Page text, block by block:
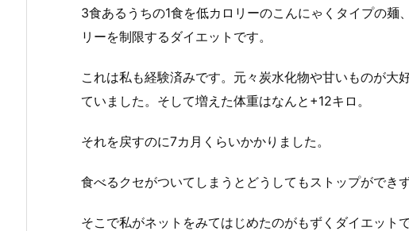
3食あるうちの1食を低カロリーのこんにゃくタイプの麺
リーを制限するダイエットです。
これは私も経験済みです。元々炭水化物や甘いものが大
ていました。そして増えた体重はなんと+12キロ。
それを戻すのに7カ月くらいかかりました。
食べるクセがついてしまうとどうしてもストップができず
そこで私がネットをみてはじめたのがもずくダイエットで